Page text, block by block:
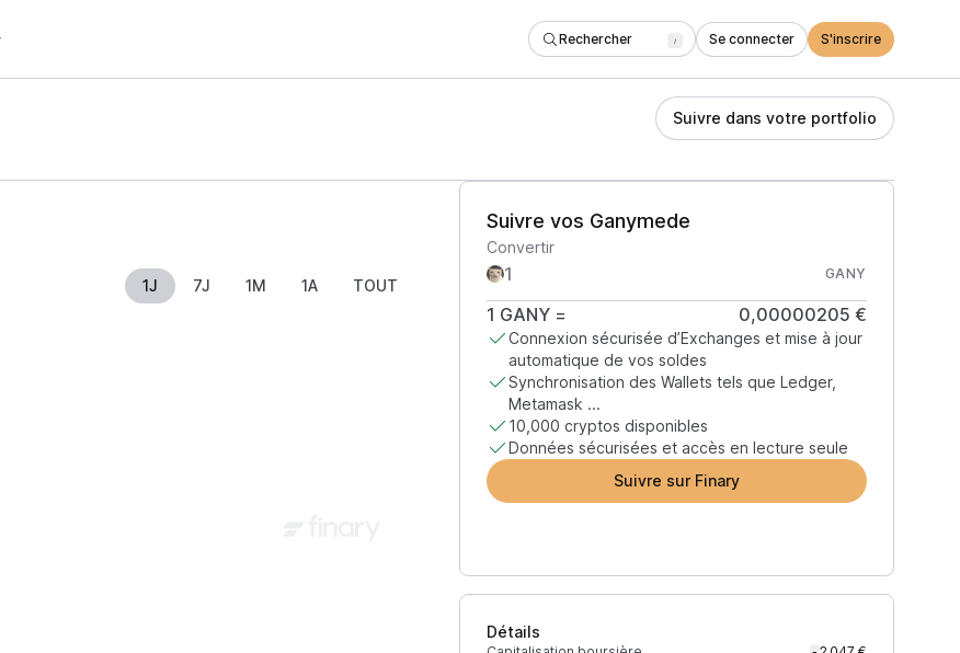
Rechercher / Se connecter S'inscrire
Suivre dans votre portfolio
1J 7J 1M 1A TOUT
Suivre vos Ganymede
Convertir
GANY
1 GANY= 0,00000205 €
Connexion sécurisée d’Exchanges et mise à jour
automatique de vos soldes
Synchronisation des Wallets tels que Ledger,
Metamask ...
10,000 cryptos disponibles
Données sécurisées et accès en lecture seule
Suivre sur Finary
Détails